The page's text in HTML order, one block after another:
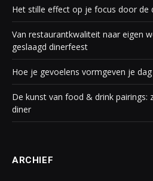
Het stille effect op je focus door de
Van restaurantkwaliteit naar eigen
geslaagd dinerfeest
Hoe je gevoelens vormgeven je
De kunst van food & drink pairings:
diner
ARCHIEF